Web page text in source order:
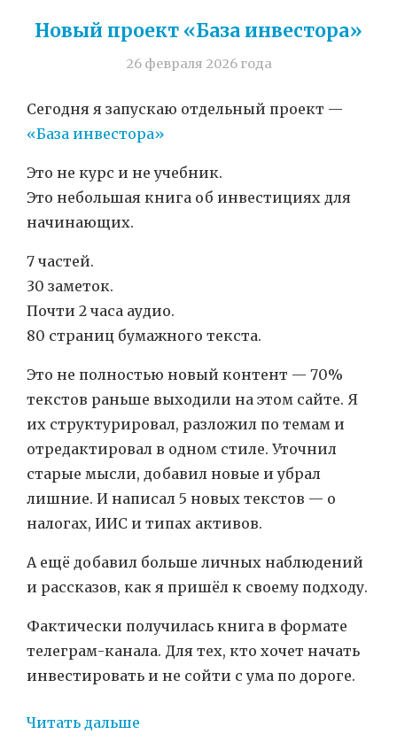
Новый проект «База инвестора»
26 февраля 2026 года
Сегодня я запускаю отдельный проект —
«База инвестора»
Это не курс и не учебник.
Это небольшая книга об инвестициях для
начинающих.
7 частей.
30 заметок.
Почти 2 часа аудио.
80 страниц бумажного текста.
Это не полностью новый контент — 70%
текстов раньше выходили на этом сайте. Я
их структурировал, разложил по темам и
отредактировал в одном стиле. Уточнил
старые мысли, добавил новые и убрал
лишние. И написал 5 новых текстов — о
налогах, ИИС и типах активов.
А ещё добавил больше личных наблюдений
и рассказов, как я пришёл к своему подходу.
Фактически получилась книга в формате
телеграм-канала. Для тех, кто хочет начать
инвестировать и не сойти с ума по дороге.
Читать дальше